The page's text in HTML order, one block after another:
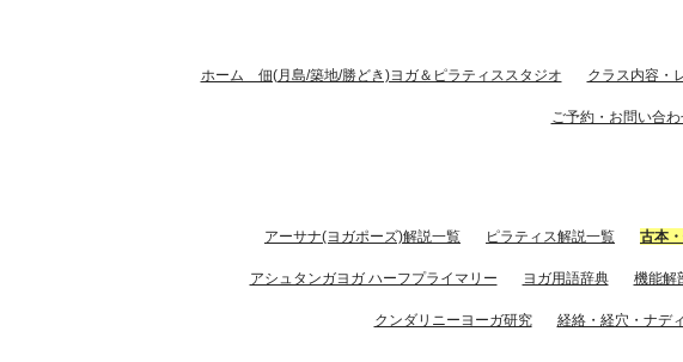
ホーム 佃(月島/築地/勝どき)ヨガ＆ピラティススタジオ クラス内容・
ご予約・お問い合わ
アーサナ(ヨガポーズ)解説一覧 ピラティス解説一覧 古本
アシュタンガヨガ ハーフプライマリー ヨガ用語辞典 機能解
クンダリニーヨーガ研究 経絡・経穴・ナデ